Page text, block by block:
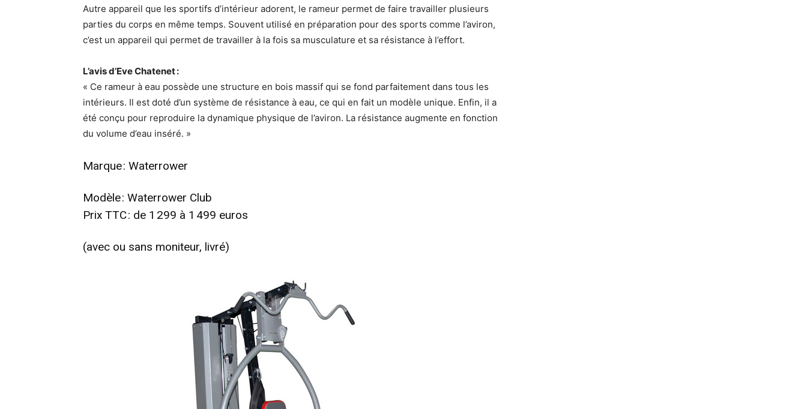
Autre appareil que les sportifs d’intérieur adorent, le rameur permet de faire travailler plusieurs
parties du corps en même temps. Souvent utilisé en préparation pour des sports comme l’aviron,
c’est un appareil qui permet de travailler à la fois sa musculature et sa résistance à l’effort.
L’avis d’Eve Chatenet :
« Ce rameur à eau possède une structure en bois massif qui se fond parfaitement dans tous les
intérieurs. Il est doté d’un système de résistance à eau, ce qui en fait un modèle unique. Enfin, il a
été conçu pour reproduire la dynamique physique de l’aviron. La résistance augmente en fonction
du volume d’eau inséré. »
Marque : Waterrower
Modèle : Waterrower Club
Prix TTC : de 1 299 à 1 499 euros
(avec ou sans moniteur, livré)